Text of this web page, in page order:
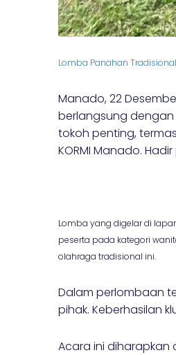
Lomba Panahan Tradisional
Manado, 22
berlangsung dengan
tokoh penting,
KORMI Manado.
Lomba yang digelar di
peserta pada kategori
olahraga tradisional ini.
Dalam perlombaan
pihak. Keberhasilan
Acara ini